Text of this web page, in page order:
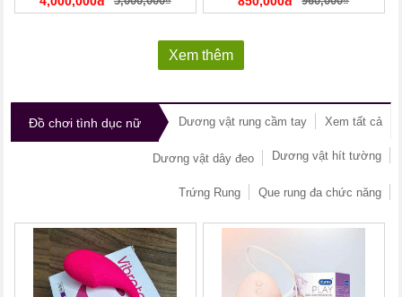
Xem thêm
Đồ chơi tình dục nữ Xem tất cả
Dương vật rung cầm tay
Dương vật hít tường
Dương vật dây đeo
Que rung đa chức năng
Trứng Rung